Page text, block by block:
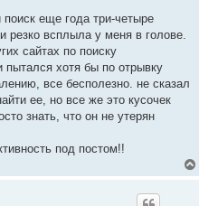
еще года три-четыре
резко всплыла у меня в голове.
сайтах по поиску
хотя бы по отрывку
все бесполезно. не сказал
ее, но все же это кусочек
знать, что он не утерян
под постом!!